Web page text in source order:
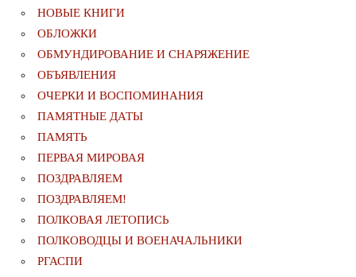
НОВЫЕ КНИГИ
ОБЛОЖКИ
ОБМУНДИРОВАНИЕ И СНАРЯЖЕНИЕ
ОБЪЯВЛЕНИЯ
ОЧЕРКИ И ВОСПОМИНАНИЯ
ПАМЯТНЫЕ ДАТЫ
ПАМЯТЬ
ПЕРВАЯ МИРОВАЯ
ПОЗДРАВЛЯЕМ
ПОЗДРАВЛЯЕМ!
ПОЛКОВАЯ ЛЕТОПИСЬ
ПОЛКОВОДЦЫ И ВОЕНАЧАЛЬНИКИ
РГАСПИ